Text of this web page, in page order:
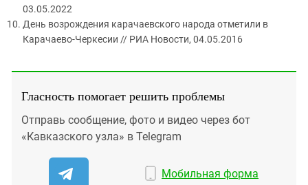
03.05.2022
День возрождения карачаевского народа отметили в
Карачаево-Черкесии // РИА Новости, 04.05.2016
Гласность помогает решить проблемы
Отправь сообщение, фото и видео через бот
«Кавказского узла» в Telegram
Мобильная форма